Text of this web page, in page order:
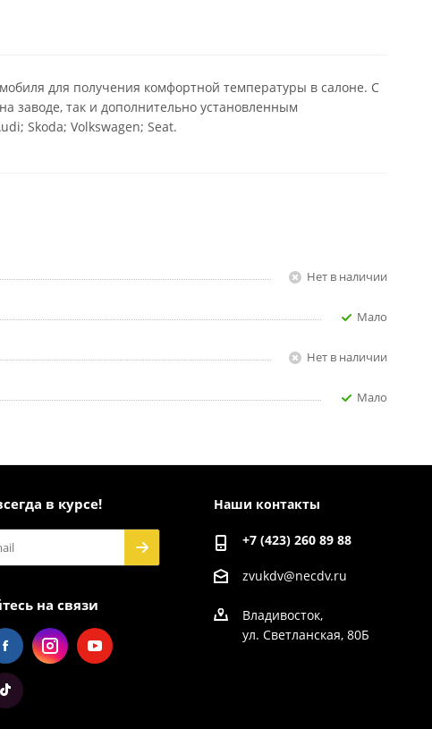
для получения комфортной температуры в салоне. С
заводе, так и дополнительно установленным
Skoda; Volkswagen; Seat.
Нет в наличии
Мало
Нет в наличии
Мало
в курсе!
на связи
Наши контакты
+7 (423) 260 89 88
zvukdv@necdv.ru
Владивосток,
ул. Светланская, 80Б